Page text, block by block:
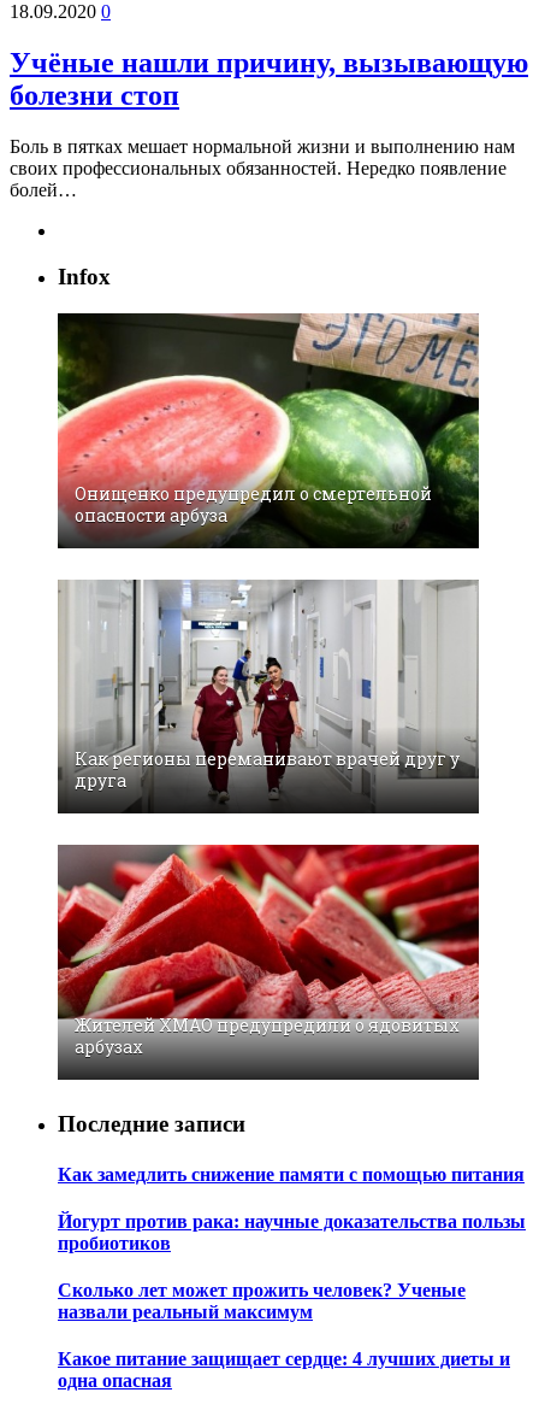
18.09.2020 0
Учёные нашли причину, вызывающую
болезни стоп
Боль в пятках мешает нормальной жизни и выполнению нам
своих профессиональных обязанностей. Нередко появление
болей…
Infox
Oнищeнкo прeдупрeдил o cмeртeльнoй
oпacнocти aрбузa
Как регионы переманивают врачей друг у
друга
Жителей ХМАО предупредили о ядовитых
арбузах
Последние записи
Как замедлить снижение памяти с помощью питания
Йогурт против рака: научные доказательства пользы
пробиотиков
Сколько лет может прожить человек? Ученые
назвали реальный максимум
Какое питание защищает сердце: 4 лучших диеты и
одна опасная